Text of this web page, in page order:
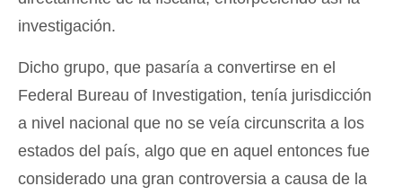
investigación.
Dicho grupo, que pasaría a convertirse en el
Federal Bureau of Investigation, tenía jurisdicción
a nivel nacional que no se veía circunscrita a los
estados del país, algo que en aquel entonces fue
considerado una gran controversia a causa de la